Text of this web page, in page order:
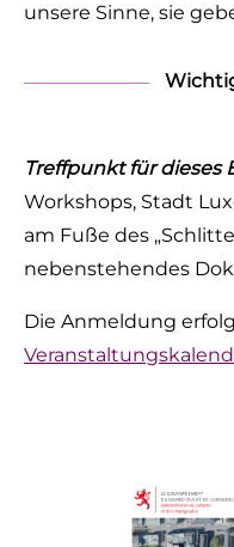
unsere Sinne, sie
Treffpunkt für dieses
Workshops, Stadt
am Fuße des
nebenstehendes
Die Anmeldung